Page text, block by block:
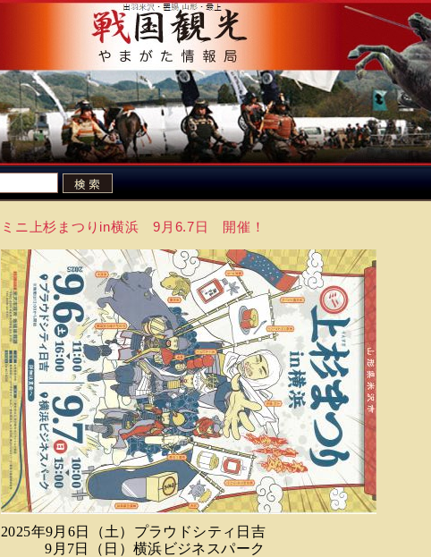
ミニ上杉まつりin横浜 9月6.7日 開催！
2025年9月6日（土）プラウドシティ日吉
9月7日（日）横浜ビジネスパーク